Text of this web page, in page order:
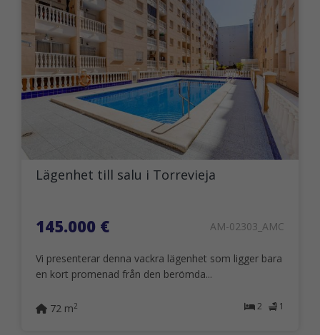
Lägenhet till salu i Torrevieja
145.000 € AM-02303_AMC
Vi presenterar denna vackra lägenhet som ligger bara
en kort promenad från den berömda...
2 1
72 m2